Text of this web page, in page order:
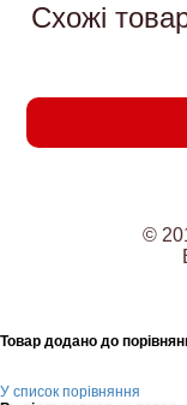
Схожі
©
Товар додано до
У список порівняння